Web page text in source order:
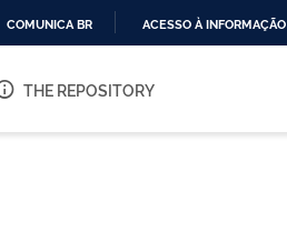
O
COMUNICA BR ACESSO À INFORMAÇÃO
THE REPOSITORY